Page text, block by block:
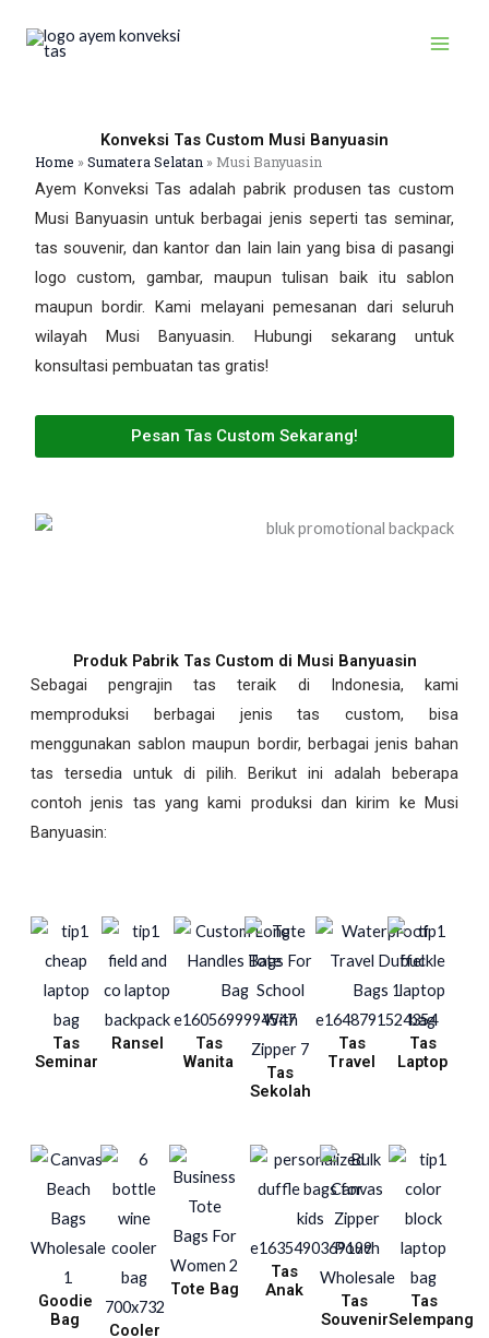
Konveksi Tas Custom Musi Banyuasin
Home »Sumatera Selatan » Musi Banyuasin
Ayem Konveksi Tas adalah pabrik produsen tas custom
Musi Banyuasin untuk berbagai jenis seperti tas seminar,
tas souvenir, dan kantor dan lain lain yang bisa di pasangi
logo custom, gambar, maupun tulisan baik itu sablon
maupun bordir. Kami melayani pemesanan dari seluruh
wilayah Musi Banyuasin. Hubungi sekarang untuk
konsultasi pembuatan tas gratis!
Pesan Tas Custom Sekarang!
Produk Pabrik Tas Custom di Musi Banyuasin
Sebagai pengrajin tas teraik di Indonesia, kami
memproduksi berbagai jenis tas custom, bisa
menggunakan sablon maupun bordir, berbagai jenis bahan
tas tersedia untuk di pilih. Berikut ini adalah beberapa
contoh jenis tas yang kami produksi dan kirim ke Musi
Banyuasin:
Tas
Seminar
Ransel
Tas
Wanita
Tas
Sekolah
Tas
Travel
Tas
Laptop
Goodie
Bag
Cooler
Tote Bag
Tas
Anak
Tas
Souvenir
Tas
Selempang